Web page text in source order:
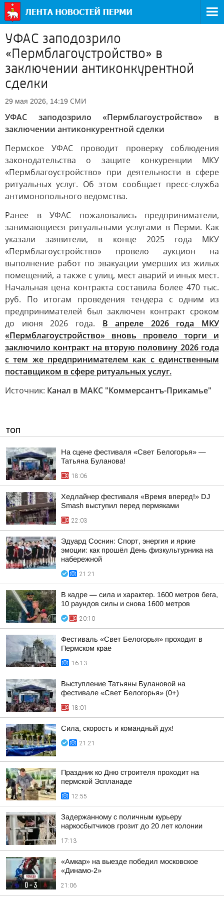
УФАС заподозрило
«Пермблагоустройство» в
заключении антиконкурентной
сделки
29 мая 2026, 14:19 СМИ
УФАС заподозрило «Пермблагоустройство» в
заключении антиконкурентной сделки
Пермское УФАС проводит проверку соблюдения
законодательства о защите конкуренции МКУ
«Пермблагоустройство» при деятельности в сфере
ритуальных услуг. Об этом сообщает пресс-служба
антимонопольного ведомства.
Ранее в УФАС пожаловались предприниматели,
занимающиеся ритуальными услугами в Перми. Как
указали заявители, в конце 2025 года МКУ
«Пермблагоустройство» провело аукцион на
выполнение работ по эвакуации умерших из жилых
помещений, а также с улиц, мест аварий и иных мест.
Начальная цена контракта составила более 470 тыс.
руб. По итогам проведения тендера с одним из
предпринимателей был заключен контракт сроком
до июня 2026 года. В апреле 2026 года МКУ
«Пермблагоустройство» вновь провело торги и
заключило контракт на вторую половину 2026 года
с тем же предпринимателем как с единственным
поставщиком в сфере ритуальных услуг.
Источник: Канал в МАКС "Коммерсантъ-Прикамье"
ТОП
На сцене фестиваля «Свет Белогорья» —
Татьяна Буланова!
18:06
Хедлайнер фестиваля «Время вперед!» DJ
Smash выступил перед пермяками
22:03
Эдуард Соснин: Спорт, энергия и яркие
эмоции: как прошёл День физкультурника на
набережной
21:21
В кадре — сила и характер. 1600 метров бега,
10 раундов силы и снова 1600 метров
20:10
Фестиваль «Свет Белогорья» проходит в
Пермском крае
16:13
Выступление Татьяны Булановой на
фестивале «Свет Белогорья» (0+)
18:01
Сила, скорость и командный дух!
21:21
Праздник ко Дню строителя проходит на
пермской Эспланаде
12:55
Задержанному с поличным курьеру
наркосбытчиков грозит до 20 лет колонии
17:13
«Амкар» на выезде победил московское
«Динамо-2»
21:06